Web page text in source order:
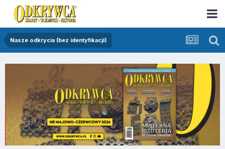
Nasze odkrycia (bez identyfikacji)